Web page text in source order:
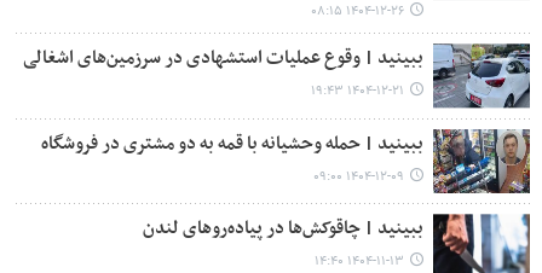
۱۴۰۴-۱۲-۲۶ ۰۸:۱۵
ببینید | وقوع عملیات استشهادی در سرزمین‌های اشغالی
۱۴۰۴-۱۲-۲۱ ۱۹:۴۳
ببینید | حمله وحشیانه با قمه به دو مشتری در فروشگاه
۱۴۰۴-۱۲-۰۹ ۰۹:۰۰
ببینید | چاقوکش‌ها در پیاده‌روهای لندن
۱۴۰۴-۱۱-۱۳ ۱۴:۴۰